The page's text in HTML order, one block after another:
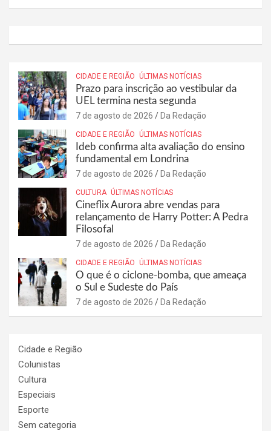
CIDADE E REGIÃO ÚLTIMAS NOTÍCIAS
Prazo para inscrição ao vestibular da
UEL termina nesta segunda
7 de agosto de 2026 Da Redação
CIDADE E REGIÃO ÚLTIMAS NOTÍCIAS
Ideb confirma alta avaliação do ensino
fundamental em Londrina
7 de agosto de 2026 Da Redação
CULTURA ÚLTIMAS NOTÍCIAS
Cineflix Aurora abre vendas para
relançamento de Harry Potter: A Pedra
Filosofal
7 de agosto de 2026 Da Redação
CIDADE E REGIÃO ÚLTIMAS NOTÍCIAS
O que é o ciclone-bomba, que ameaça
o Sul e Sudeste do País
7 de agosto de 2026 Da Redação
Cidade e Região
Colunistas
Cultura
Especiais
Esporte
Sem categoria